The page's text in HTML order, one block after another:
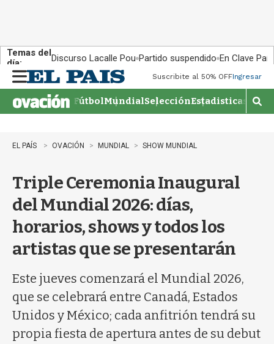
Temas del
día:
Discurso Lacalle Pou Partido suspendido En Clave País
n
u
Suscribite al 50% OFFIngresar
FútbolMundialSelecciónEstadisticas
M
o
EL PAÍS OVACIÓN MUNDIAL SHOW MUNDIAL
Triple Ceremonia Inaugural
del Mundial 2026: días,
horarios, shows y todos los
artistas que se presentarán
Este jueves comenzará el Mundial 2026,
que se celebrará entre Canadá, Estados
Unidos y México; cada anfitrión tendrá su
propia fiesta de apertura antes de su debut